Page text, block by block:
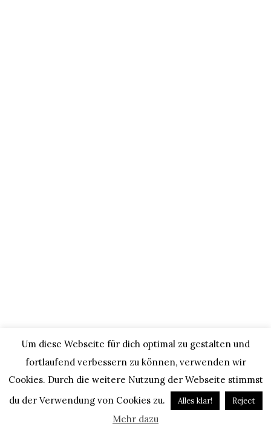
Um diese Webseite für dich optimal zu gestalten und
fortlaufend verbessern zu können, verwenden wir
Cookies. Durch die weitere Nutzung der Webseite stimmst
du der Verwendung von Cookies zu.
Alles klar! Reject
Mehr dazu